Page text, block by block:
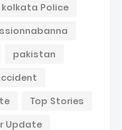
kolkata Police
pakistan
Top Stories
Update